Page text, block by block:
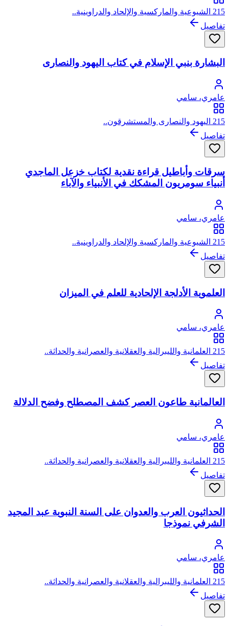
215 الشيوعية والماركسية والإلحاد والدراوينية..
تفاصيل
البشارة بنبي الإسلام في كتاب اليهود والنصارى
عامري، سامي
215 اليهود والنصارى والمستشرقون..
تفاصيل
سرقات وأباطيل قراءة نقدية لكتاب خزعل الماجدي
أنبياء سومريون المشكك في الأنبياء والآباء
عامري، سامي
215 الشيوعية والماركسية والإلحاد والدراوينية..
تفاصيل
العلموية الأدلجة الإلحادية للعلم في الميزان
عامري، سامي
215 العلمانية والليبرالية والعقلانية والعصرانية والحداثة..
تفاصيل
العالمانية طاعون العصر كشف المصطلح وفضح الدلالة
عامري، سامي
215 العلمانية والليبرالية والعقلانية والعصرانية والحداثة..
تفاصيل
الحداثيون العرب والعدوان على السنة النبوية عبد المجيد
الشرفي نموذجا
عامري، سامي
215 العلمانية والليبرالية والعقلانية والعصرانية والحداثة..
تفاصيل